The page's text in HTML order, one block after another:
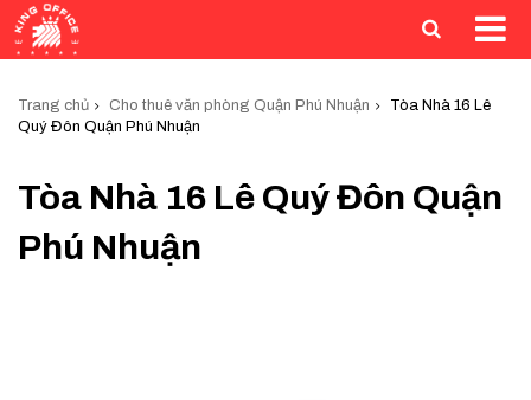
Trang chủ Cho thuê văn phòng Quận Phú Nhuận
Tòa Nhà 16 Lê
Quý Đôn Quận Phú Nhuận
Tòa Nhà 16 Lê Quý Đôn Quận
Phú Nhuận